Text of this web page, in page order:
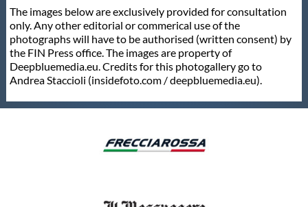
The images below are exclusively provided for consultation
only. Any other editorial or commerical use of the
photographs will have to be authorised (written consent) by
the FIN Press office. The images are property of
Deepbluemedia.eu. Credits for this photogallery go to
Andrea Staccioli (insidefoto.com / deepbluemedia.eu).